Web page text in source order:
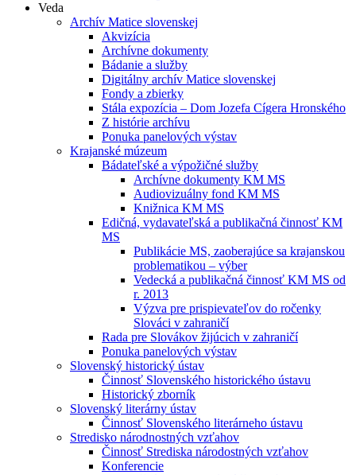
Veda
Archív Matice slovenskej
Akvizícia
Archívne dokumenty
Bádanie a služby
Digitálny archív Matice slovenskej
Fondy a zbierky
Stála expozícia – Dom Jozefa Cígera Hronského
Z histórie archívu
Ponuka panelových výstav
Krajanské múzeum
Bádateľské a výpožičné služby
Archívne dokumenty KM MS
Audiovizuálny fond KM MS
Knižnica KM MS
Edičná, vydavateľská a publikačná činnosť KM
MS
Publikácie MS, zaoberajúce sa krajanskou
problematikou – výber
Vedecká a publikačná činnosť KM MS od
r. 2013
Výzva pre prispievateľov do ročenky
Slováci v zahraničí
Rada pre Slovákov žijúcich v zahraničí
Ponuka panelových výstav
Slovenský historický ústav
Činnosť Slovenského historického ústavu
Historický zborník
Slovenský literárny ústav
Činnosť Slovenského literárneho ústavu
Stredisko národnostných vzťahov
Činnosť Strediska národostných vzťahov
Konferencie